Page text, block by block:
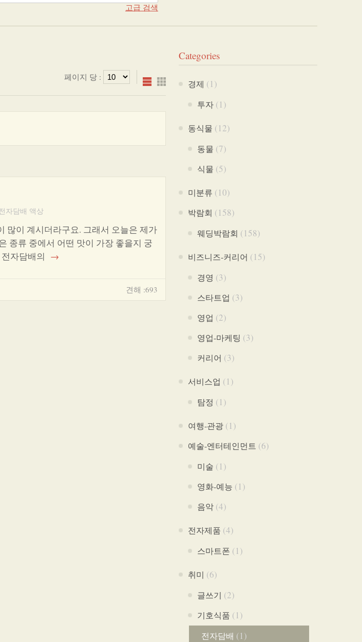
고급 검색
페이지 당 :
자담배 액상
많이 계시더라구요. 그래서 오늘은 제가
종류 중에서 어떤 맛이 가장 좋을지 궁
자담배의 →
견해 :693
Categories
경제 (1)
투자 (1)
동식물 (12)
동물 (7)
식물 (5)
미분류 (10)
박람회 (158)
웨딩박람회 (158)
비즈니즈-커리어 (15)
경영 (3)
스타트업 (3)
영업 (2)
영업-마케팅 (3)
커리어 (3)
서비스업 (1)
탐정 (1)
여행-관광 (1)
예술-엔터테인먼트 (6)
미술 (1)
영화-예능 (1)
음악 (4)
전자제품 (4)
스마트폰 (1)
취미 (6)
글쓰기 (2)
기호식품 (1)
전자담배 (1)